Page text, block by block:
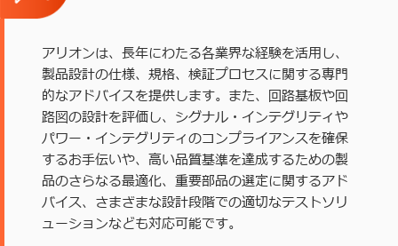
アリオンは、長年にわたる各業界な経験を活用し、
製品設計の仕様、規格、検証プロセスに関する専門
的なアドバイスを提供します。また、回路基板や回
路図の設計を評価し、シグナル・インテグリティや
パワー・インテグリティのコンプライアンスを確保
するお手伝いや、高い品質基準を達成するための製
品のさらなる最適化、重要部品の選定に関するアド
バイス、さまざまな設計段階での適切なテストソリ
ューションなども対応可能です。